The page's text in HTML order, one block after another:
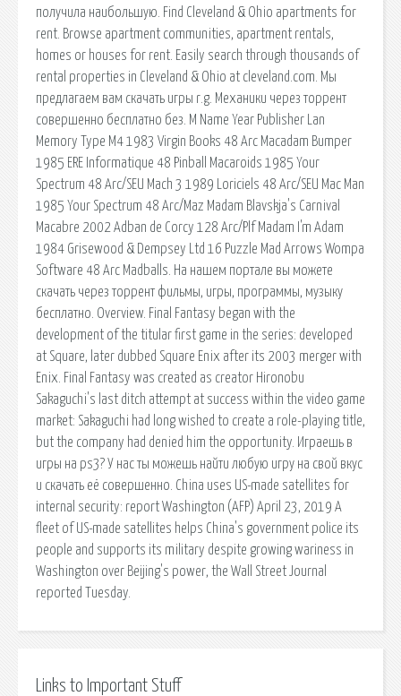
получила наибольшую. Find Cleveland & Ohio apartments for
rent. Browse apartment communities, apartment rentals,
homes or houses for rent. Easily search through thousands of
rental properties in Cleveland & Ohio at cleveland.com. Мы
предлагаем вам скачать игры r.g. Механики через торрент
совершенно бесплатно без. M Name Year Publisher Lan
Memory Type M4 1983 Virgin Books 48 Arc Macadam Bumper
1985 ERE Informatique 48 Pinball Macaroids 1985 Your
Spectrum 48 Arc/SEU Mach 3 1989 Loriciels 48 Arc/SEU Mac Man
1985 Your Spectrum 48 Arc/Maz Madam Blavskja's Carnival
Macabre 2002 Adban de Corcy 128 Arc/Plf Madam I'm Adam
1984 Grisewood & Dempsey Ltd 16 Puzzle Mad Arrows Wompa
Software 48 Arc Madballs. На нашем портале вы можете
скачать через торрент фильмы, игры, программы, музыку
бесплатно. Overview. Final Fantasy began with the
development of the titular first game in the series: developed
at Square, later dubbed Square Enix after its 2003 merger with
Enix. Final Fantasy was created as creator Hironobu
Sakaguchi's last ditch attempt at success within the video game
market: Sakaguchi had long wished to create a role-playing title,
but the company had denied him the opportunity. Играешь в
игры на ps3? У нас ты можешь найти любую игру на свой вкус
и скачать её совершенно. China uses US-made satellites for
internal security: report Washington (AFP) April 23, 2019 A
fleet of US-made satellites helps China's government police its
people and supports its military despite growing wariness in
Washington over Beijing's power, the Wall Street Journal
reported Tuesday.
Links to Important Stuff